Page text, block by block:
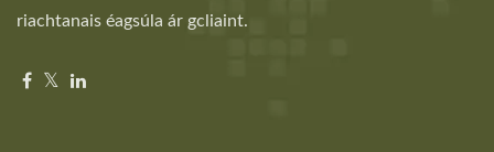
riachtanais éagsúla ár gcliaint.